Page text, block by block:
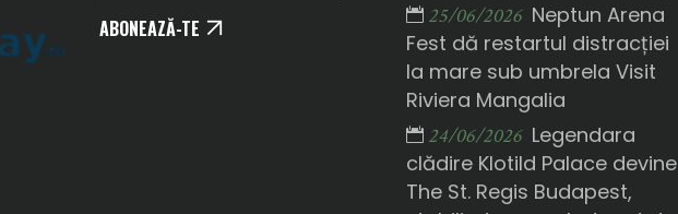
ABONEAZĂ-TE 25/06/2026 Neptun Arena
Fest dă restartul distracției
la mare sub umbrela Visit
Riviera Mangalia
24/06/2026 Legendara
clădire Klotild Palace devine
The St. Regis Budapest,